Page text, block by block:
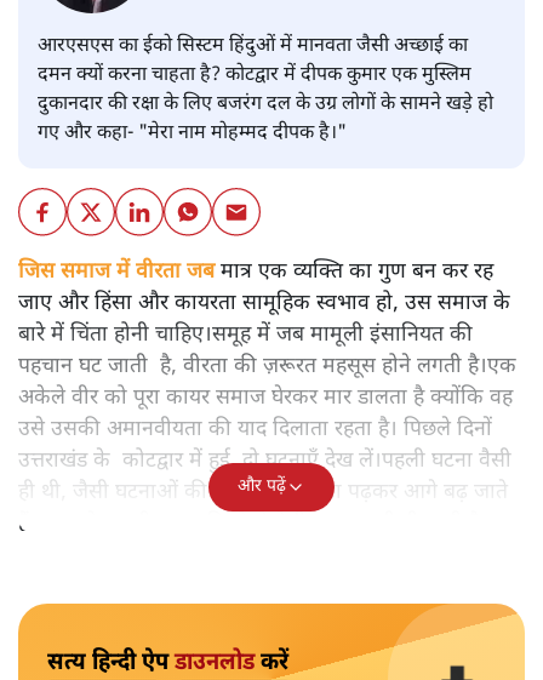
आरएसएस का ईको सिस्टम हिंदुओं में मानवता जैसी अच्छाई का
दमन क्यों करना चाहता है? कोटद्वार में दीपक कुमार एक मुस्लिम
दुकानदार की रक्षा के लिए बजरंग दल के उग्र लोगों के सामने खड़े हो
गए और कहा- "मेरा नाम मोहम्मद दीपक है।"
जिस समाज में वीरता जबमात्र एक व्यक्ति का गुण बन कर रह
जाए और हिंसा और कायरता सामूहिक स्वभाव हो, उस समाज के
बारे में चिंता होनी चाहिए।समूह में जब मामूली इंसानियत की
पहचान घट जाती है, वीरता की ज़रूरत महसूस होने लगती है।एक
अकेले वीर को पूरा कायर समाज घेरकर मार डालता है क्योंकि वह
उसे उसकी अमानवीयता की याद दिलाता रहता है। पिछले दिनों
उत्तराखंड के कोटद्वार में हुई दो घटनाएँ देख लें।पहली घटना वैसी
ही थी, जैसी घटनाओं की खबर हम रोज़ाना पढ़कर आगे बढ़ जाते
हैं।भारत के तक़रीबन हर हिस्से से ऐसी खबर आती ही रहती है।
और पढ़ें
सत्य हिन्दी ऐपडाउनलोडकरें